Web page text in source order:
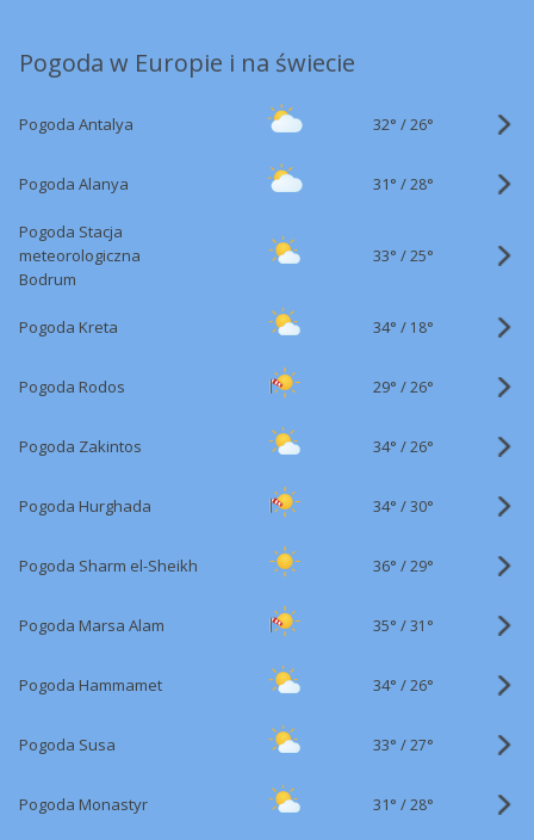
Pogoda w Europie i na świecie
Pogoda Antalya 32° /26°
Pogoda Alanya 31° /28°
Pogoda Stacja
meteorologiczna
Bodrum
33° /25°
Pogoda Kreta 34° / 18°
Pogoda Rodos 29° /26°
Pogoda Zakintos 34° /26°
Pogoda Hurghada 34° /30°
Pogoda Sharm el-Sheikh 36° /29°
Pogoda Marsa Alam 35° /31°
Pogoda Hammamet 34° /26°
Pogoda Susa 33° /27°
Pogoda Monastyr 31° /28°